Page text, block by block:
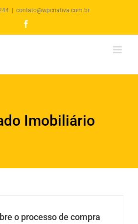
contato@wpcriativa.com.br
Imobiliário
o processo de compra